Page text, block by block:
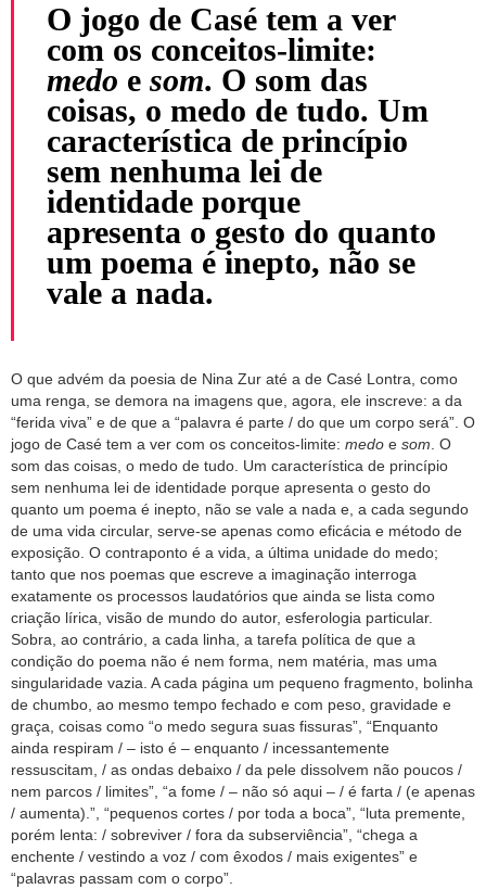
O jogo de Casé tem a ver
com os conceitos-limite:
medo e som. O som das
coisas, o medo de tudo. Um
característica de princípio
sem nenhuma lei de
identidade porque
apresenta o gesto do quanto
um poema é inepto, não se
vale a nada.
O que advém da poesia de Nina Zur até a de Casé Lontra, como
uma renga, se demora na imagens que, agora, ele inscreve: a da
“ferida viva” e de que a “palavra é parte / do que um corpo será”. O
jogo de Casé tem a ver com os conceitos-limite: medo e som. O
som das coisas, o medo de tudo. Um característica de princípio
sem nenhuma lei de identidade porque apresenta o gesto do
quanto um poema é inepto, não se vale a nada e, a cada segundo
de uma vida circular, serve-se apenas como eficácia e método de
exposição. O contraponto é a vida, a última unidade do medo;
tanto que nos poemas que escreve a imaginação interroga
exatamente os processos laudatórios que ainda se lista como
criação lírica, visão de mundo do autor, esferologia particular.
Sobra, ao contrário, a cada linha, a tarefa política de que a
condição do poema não é nem forma, nem matéria, mas uma
singularidade vazia. A cada página um pequeno fragmento, bolinha
de chumbo, ao mesmo tempo fechado e com peso, gravidade e
graça, coisas como “o medo segura suas fissuras”, “Enquanto
ainda respiram / – isto é – enquanto / incessantemente
ressuscitam, / as ondas debaixo / da pele dissolvem não poucos /
nem parcos / limites”, “a fome / – não só aqui – / é farta / (e apenas
/ aumenta).”, “pequenos cortes / por toda a boca”, “luta premente,
porém lenta: / sobreviver / fora da subserviência”, “chega a
enchente / vestindo a voz / com êxodos / mais exigentes” e
“palavras passam com o corpo”.